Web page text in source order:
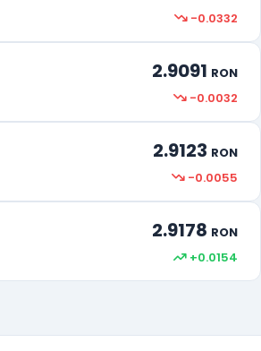
-0.0332
2.9091 RON
-0.0032
2.9123 RON
-0.0055
2.9178 RON
+0.0154